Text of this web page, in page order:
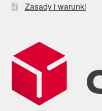
Zasady i warunki